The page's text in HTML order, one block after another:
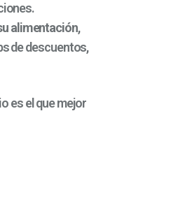
alimentación,
de descuentos,
es el que mejor